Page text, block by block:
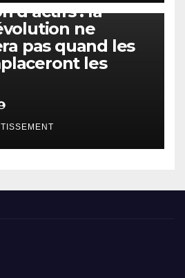
d’actifs : la
ne
pas quand les
les